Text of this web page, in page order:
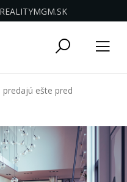
Toggle
ešte pred